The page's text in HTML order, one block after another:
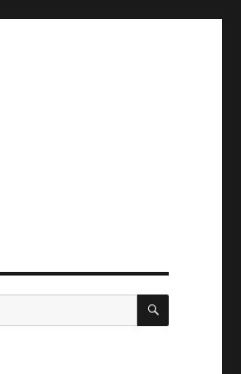
SZUKAJ